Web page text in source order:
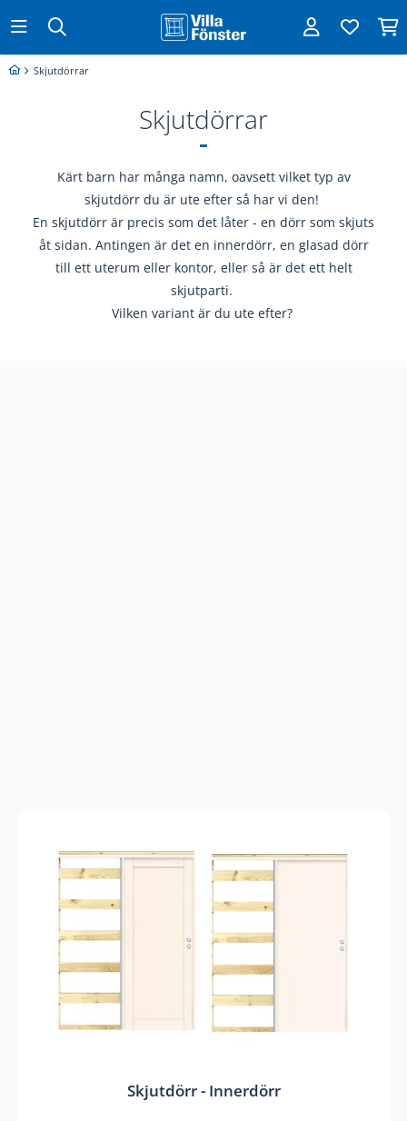
Skjutdörrar
Skjutdörrar
Kärt barn har många namn, oavsett vilket typ av
skjutdörr du är ute efter så har vi den!
En skjutdörr är precis som det låter - en dörr som skjuts
åt sidan. Antingen är det en innerdörr, en glasad dörr
till ett uterum eller kontor, eller så är det ett helt
skjutparti.
Vilken variant är du ute efter?
Skjutdörr - Innerdörr